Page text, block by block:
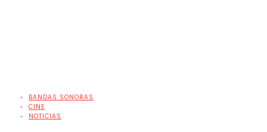
BANDAS SONORAS
CINE
NOTICIAS